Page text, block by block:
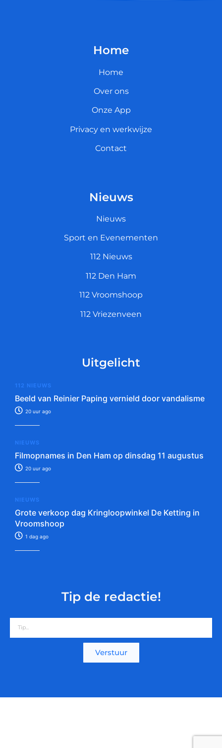
Home
Home
Over ons
Onze App
Privacy en werkwijze
Contact
Nieuws
Nieuws
Sport en Evenementen
112 Nieuws
112 Den Ham
112 Vroomshoop
112 Vriezenveen
Uitgelicht
112 NIEUWS
Beeld van Reinier Paping vernield door vandalisme
20 uur ago
NIEUWS
Filmopnames in Den Ham op dinsdag 11 augustus
20 uur ago
NIEUWS
Grote verkoop dag Kringloopwinkel De Ketting in
Vroomshoop
1 dag ago
Tip de redactie!
Verstuur